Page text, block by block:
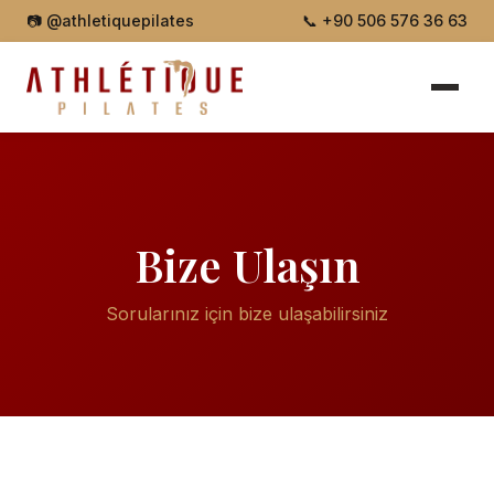
📷 @athletiquepilates 📞 +90 506 576 36 63
Bize Ulaşın
Sorularınız için bize ulaşabilirsiniz